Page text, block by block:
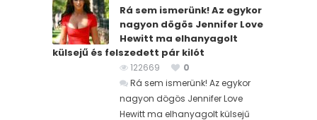
Rá sem ismerünk! Az egykor
nagyon dögös Jennifer Love
Hewitt ma elhanyagolt
külsejű és felszedett pár kilót
122669
0
Rá sem ismerünk! Az egykor
nagyon dögös Jennifer Love
Hewitt ma elhanyagolt külsejű